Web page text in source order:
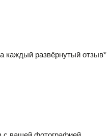
каждый развёрнутый отзыв*